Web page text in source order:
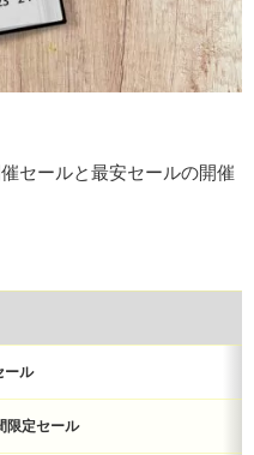
催セールと最安セールの開催
ール
限定セール